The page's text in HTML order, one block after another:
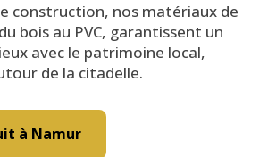
construction, nos matériaux de
bois au PVC, garantissent un
avec le patrimoine local,
de la citadelle.
à Namur